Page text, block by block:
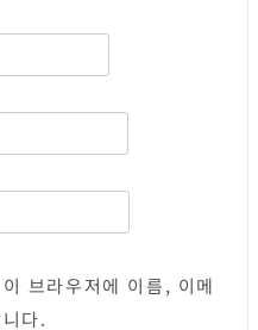
브라우저에 이름, 이메
다.